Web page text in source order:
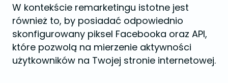
W kontekście remarketingu istotne jest
również to, by posiadać odpowiednio
skonfigurowany piksel Facebooka oraz API,
które pozwolą na mierzenie aktywności
użytkowników na Twojej stronie internetowej.